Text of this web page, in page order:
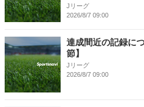
Jリーグ
2026/8/7 09:00
達成間近の記録に
節】
Jリーグ
2026/8/7 09:00